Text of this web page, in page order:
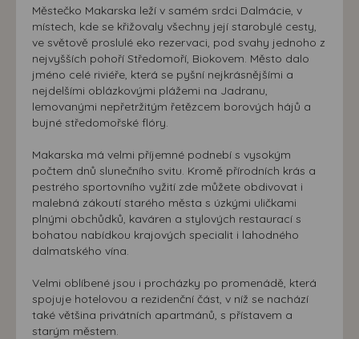
Městečko Makarska leží v samém srdci Dalmácie, v
místech, kde se křižovaly všechny její starobylé cesty,
ve světově proslulé eko rezervaci, pod svahy jednoho z
nejvyšších pohoří Středomoří, Biokovem. Město dalo
jméno celé riviéře, která se pyšní nejkrásnějšími a
nejdelšími oblázkovými plážemi na Jadranu,
lemovanými nepřetržitým řetězcem borových hájů a
bujné středomořské flóry.
Makarska má velmi příjemné podnebí s vysokým
počtem dnů slunečního svitu. Kromě přírodních krás a
pestrého sportovního vyžití zde můžete obdivovat i
malebná zákoutí starého města s úzkými uličkami
plnými obchůdků, kaváren a stylových restaurací s
bohatou nabídkou krajových specialit i lahodného
dalmatského vína.
Velmi oblíbené jsou i procházky po promenádě, která
spojuje hotelovou a rezidenční část, v níž se nachází
také většina privátních apartmánů, s přístavem a
starým městem.